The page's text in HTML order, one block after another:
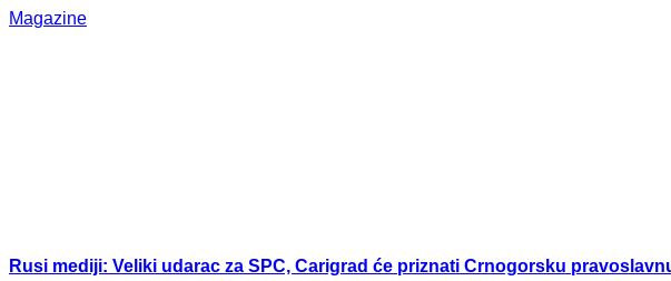
Magazine
Rusi mediji: Veliki udarac za SPC, Carigrad će priznati Crnogorsku